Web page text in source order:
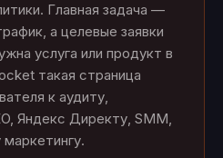
Главная задача —
а целевые заявки
услуга или продукт в
такая страница
к аудиту,
Яндекс Директу, SMM,